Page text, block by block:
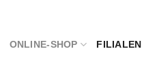
ONLINE-SHOP FILIALEN